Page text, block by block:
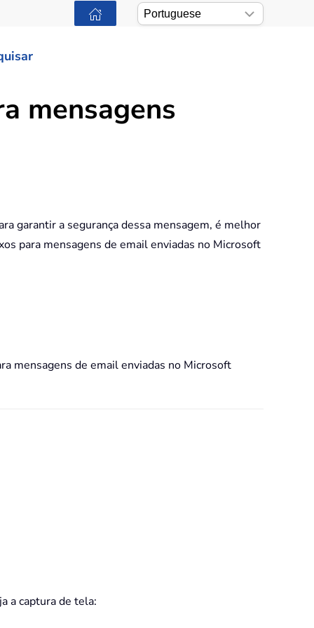
mensagens
garantir a segurança dessa mensagem, é melhor
para mensagens de email enviadas no Microsoft
mensagens de email enviadas no Microsoft
a captura de tela: